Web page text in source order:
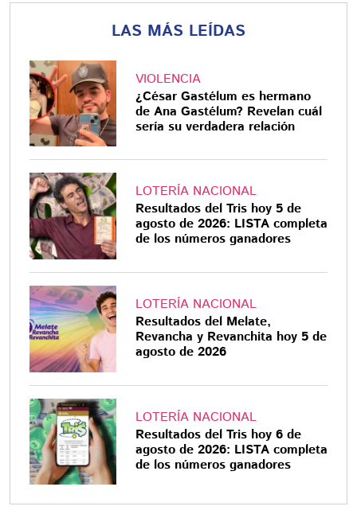
LAS MÁS LEÍDAS
VIOLENCIA
¿César Gastélum es hermano
de Ana Gastélum? Revelan cuál
sería su verdadera relación
LOTERÍA NACIONAL
Resultados del Tris hoy 5 de
agosto de 2026: LISTA completa
de los números ganadores
LOTERÍA NACIONAL
Resultados del Melate,
Revancha y Revanchita hoy 5 de
agosto de 2026
LOTERÍA NACIONAL
Resultados del Tris hoy 6 de
agosto de 2026: LISTA completa
de los números ganadores